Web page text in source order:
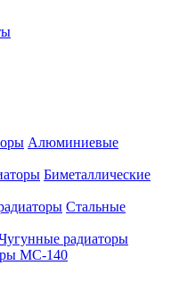
Алюминиевые
Биметаллические
Стальные
радиаторы
МС-140